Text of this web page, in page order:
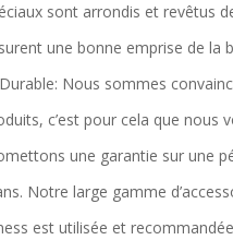
sont arrondis et revêtus
une bonne emprise de la
Nous sommes
c’est pour cela que nous
une garantie sur une
Notre large gamme
est utilisée et